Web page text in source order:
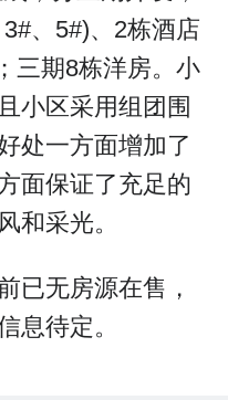
、5#)、2栋酒店
三期8栋洋房。小
小区采用组团围
处一方面增加了
面保证了充足的
和采光。
已无房源在售，
息待定。